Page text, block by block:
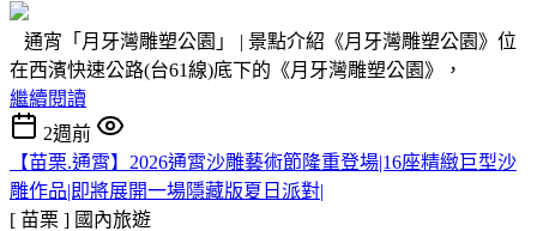
通宵「月牙灣雕塑公園」 | 景點介紹《月牙灣雕塑公園》位
在西濱快速公路(台61線)底下的《月牙灣雕塑公園》，
繼續閱讀
2週前
【苗栗.通霄】2026通霄沙雕藝術節隆重登場|16座精緻巨型沙
雕作品|即將展開一場隱藏版夏日派對|
[ 苗栗 ] 國內旅遊